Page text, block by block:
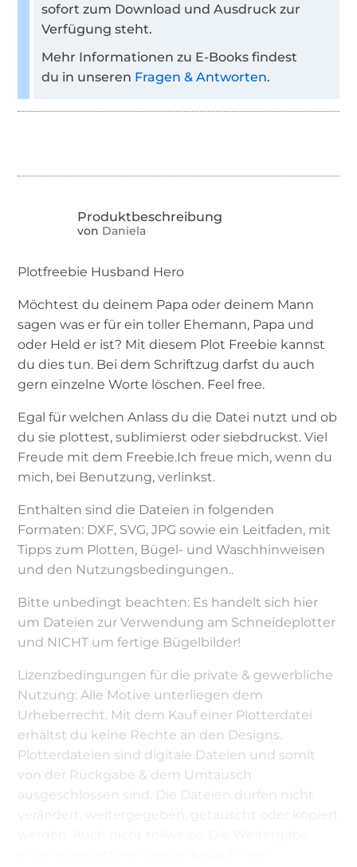
sofort zum Download und Ausdruck zur
Verfügung steht.
Mehr Informationen zu E-Books findest
du in unseren Fragen & Antworten.
von Daniela
Plotfreebie Husband Hero
Möchtest du deinem Papa oder deinem Mann
sagen was er für ein toller Ehemann, Papa und
oder Held er ist? Mit diesem Plot Freebie kannst
du dies tun. Bei dem Schriftzug darfst du auch
gern einzelne Worte löschen. Feel free.
Egal für welchen Anlass du die Datei nutzt und ob
du sie plottest, sublimierst oder siebdruckst. Viel
Freude mit dem Freebie.Ich freue mich, wenn du
mich, bei Benutzung, verlinkst.
Enthalten sind die Dateien in folgenden
Formaten: DXF, SVG, JPG sowie ein Leitfaden, mit
Tipps zum Plotten, Bügel- und Waschhinweisen
und den Nutzungsbedingungen..
Bitte unbedingt beachten: Es handelt sich hier
um Dateien zur Verwendung am Schneideplotter
und NICHT um fertige Bügelbilder!
Lizenzbedingungen für die private & gewerbliche
Nutzung: Alle Motive unterliegen dem
Urheberrecht. Mit dem Kauf einer Plotterdatei
erhältst du keine Rechte an den Designs.
Plotterdateien sind digitale Dateien und somit
von der Rückgabe & dem Umtausch
ausgeschlossen sind. Die Dateien dürfen nicht